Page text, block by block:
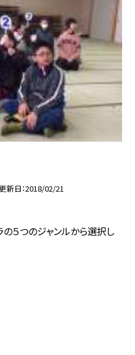
新日 2018/02/21
の５つのジャンルから選択し